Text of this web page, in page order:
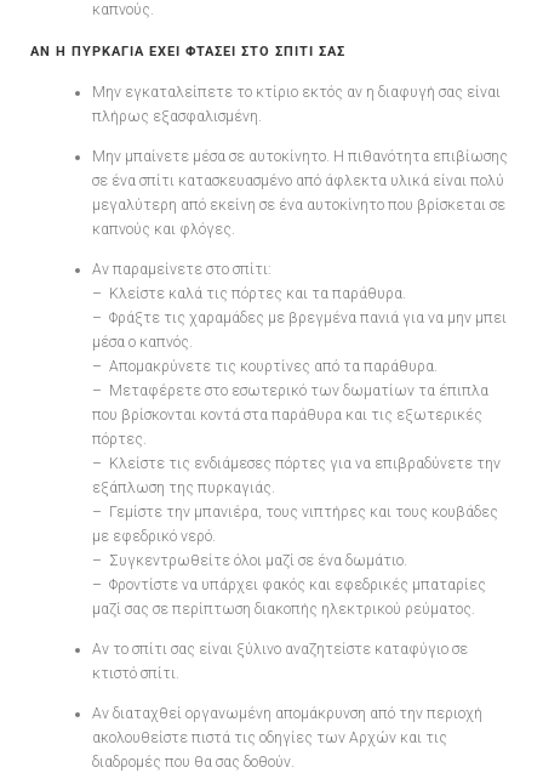
καπνούς.
ΑΝ Η ΠΥΡΚΑΓΙΑ ΕΧΕΙ ΦΤΑΣΕΙ ΣΤΟ ΣΠΙΤΙ ΣΑΣ
Μην εγκαταλείπετε το κτίριο εκτός αν η διαφυγή σας είναι
πλήρως εξασφαλισμένη.
Μην μπαίνετε μέσα σε αυτοκίνητο. Η πιθανότητα επιβίωσης
σε ένα σπίτι κατασκευασμένο από άφλεκτα υλικά είναι πολύ
μεγαλύτερη από εκείνη σε ένα αυτοκίνητο που βρίσκεται σε
καπνούς και φλόγες.
Αν παραμείνετε στο σπίτι:
– Κλείστε καλά τις πόρτες και τα παράθυρα.
– Φράξτε τις χαραμάδες με βρεγμένα πανιά για να μην μπει
μέσα ο καπνός.
– Απομακρύνετε τις κουρτίνες από τα παράθυρα.
– Μεταφέρετε στο εσωτερικό των δωματίων τα έπιπλα
που βρίσκονται κοντά στα παράθυρα και τις εξωτερικές
πόρτες.
– Κλείστε τις ενδιάμεσες πόρτες για να επιβραδύνετε την
εξάπλωση της πυρκαγιάς.
– Γεμίστε την μπανιέρα, τους νιπτήρες και τους κουβάδες
με εφεδρικό νερό.
– Συγκεντρωθείτε όλοι μαζί σε ένα δωμάτιο.
– Φροντίστε να υπάρχει φακός και εφεδρικές μπαταρίες
μαζί σας σε περίπτωση διακοπής ηλεκτρικού ρεύματος.
Αν το σπίτι σας είναι ξύλινο αναζητείστε καταφύγιο σε
κτιστό σπίτι.
Αν διαταχθεί οργανωμένη απομάκρυνση από την περιοχή
ακολουθείστε πιστά τις οδηγίες των Αρχών και τις
διαδρομές που θα σας δοθούν.